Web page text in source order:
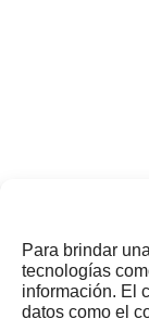
Para brindar
tecnologías
información. El
datos como el
¿Nos invitas